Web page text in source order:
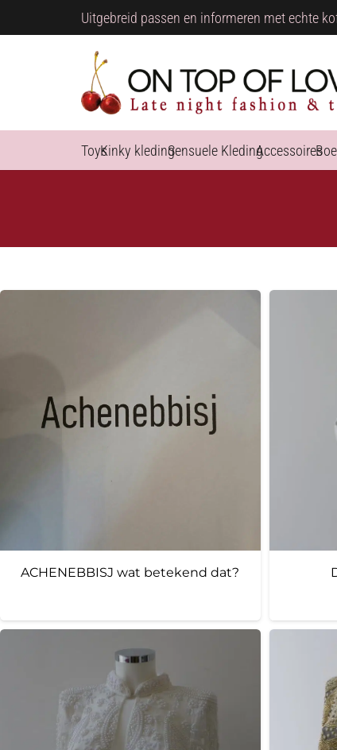
Uitgebreid passen en informeren met echte
ToysKinky kledingSensuele KledingAccessoires
ACHENEBBISJ wat betekend dat?